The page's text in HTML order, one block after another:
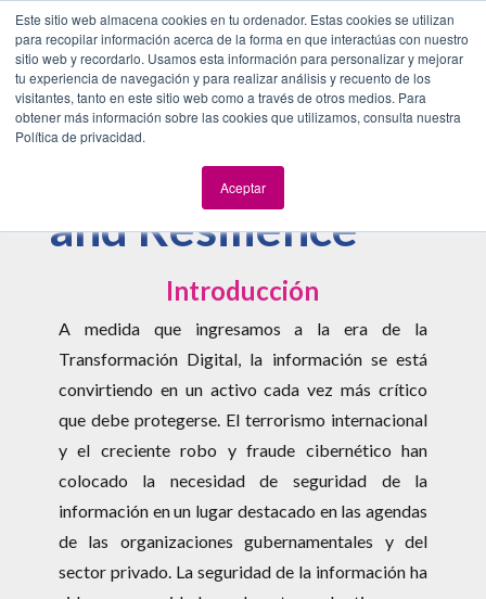
Este sitio web almacena cookies en tu ordenador. Estas cookies se utilizan
para recopilar información acerca de la forma en que interactúas con nuestro
sitio web y recordarlo. Usamos esta información para personalizar y mejorar
tu experiencia de navegación y para realizar análisis y recuento de los
visitantes, tanto en este sitio web como a través de otros medios. Para
obtener más información sobre las cookies que utilizamos, consulta nuestra
Política de privacidad.
Aceptar
Ocean’s 99™ –
Cyber Security
and Resilience
Introducción
A medida que ingresamos a la era de la
Transformación Digital, la información se está
convirtiendo en un activo cada vez más crítico
que debe protegerse. El terrorismo internacional
y el creciente robo y fraude cibernético han
colocado la necesidad de seguridad de la
información en un lugar destacado en las agendas
de las organizaciones gubernamentales y del
sector privado. La seguridad de la información ha